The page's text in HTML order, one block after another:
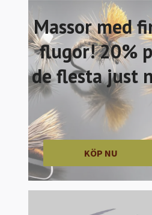
Massor med
flugor! 20%
de flesta just
KÖP NU